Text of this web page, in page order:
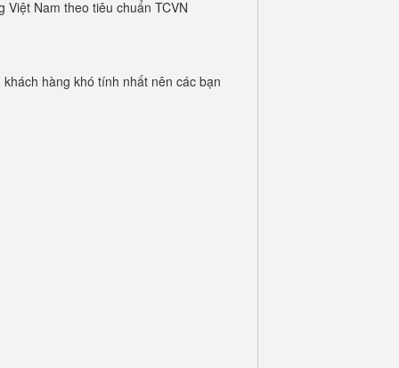
Nam theo tiêu chuẩn TCVN
hàng khó tính nhất nên các bạn